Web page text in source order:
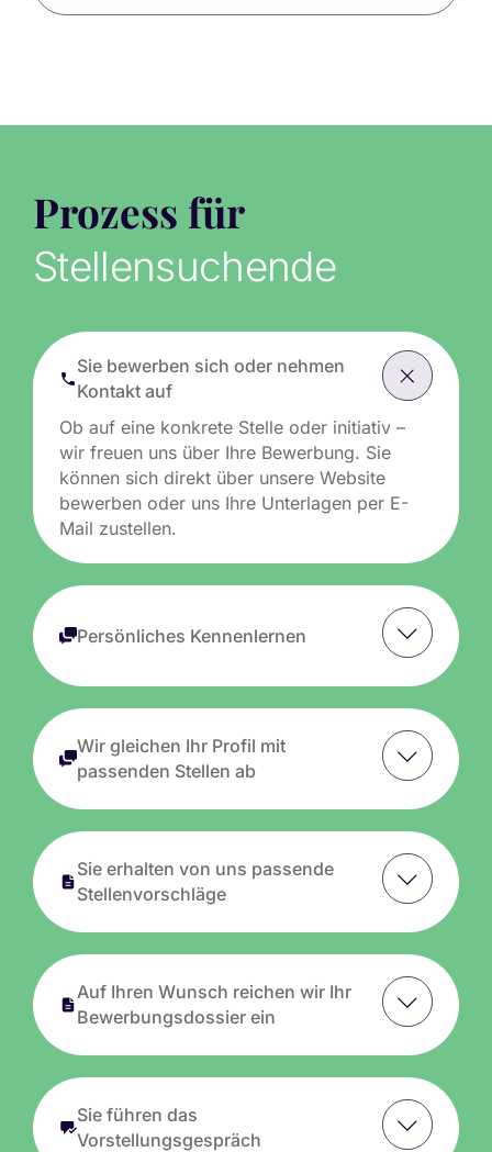
Prozess für
Stellensuchende
Sie bewerben sich oder nehmen
Kontakt auf
Ob auf eine konkrete Stelle oder initiativ –
wir freuen uns über Ihre Bewerbung. Sie
können sich direkt über unsere Website
bewerben oder uns Ihre Unterlagen per E-
Mail zustellen.
Persönliches Kennenlernen
Wir gleichen Ihr Profil mit
passenden Stellen ab
Sie erhalten von uns passende
Stellenvorschläge
Auf Ihren Wunsch reichen wir Ihr
Bewerbungsdossier ein
Sie führen das
Vorstellungsgespräch